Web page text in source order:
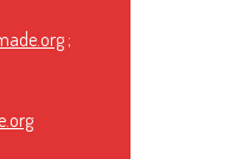
;